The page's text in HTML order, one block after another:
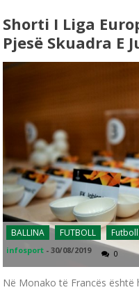
Shorti I Liga
Pjesë Skuadra E
BALLINA FUTBOLL
infosport -30/08/2019 0
Në Monako të Francës është